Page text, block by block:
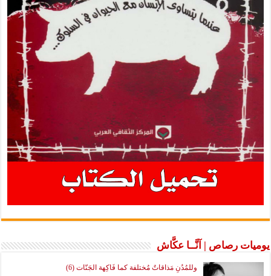
يوميات رصاص | آنَّــا عكَّاش
وللمُدُنِ مَذاقاتٌ مُختلفة كما فَاكِهة الجَنّات (6)